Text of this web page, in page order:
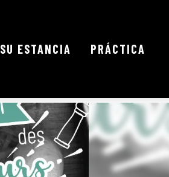
SU ESTANCIA PRÁCTICA